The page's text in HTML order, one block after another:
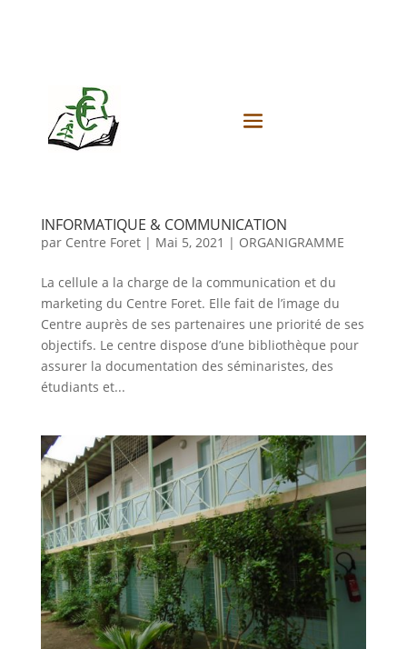
INFORMATIQUE & COMMUNICATION
par Centre Foret| Mai 5, 2021 | ORGANIGRAMME
La cellule a la charge de la communication et du
marketing du Centre Foret. Elle fait de l’image du
Centre auprès de ses partenaires une priorité de ses
objectifs. Le centre dispose d’une bibliothèque pour
assurer la documentation des séminaristes, des
étudiants et...